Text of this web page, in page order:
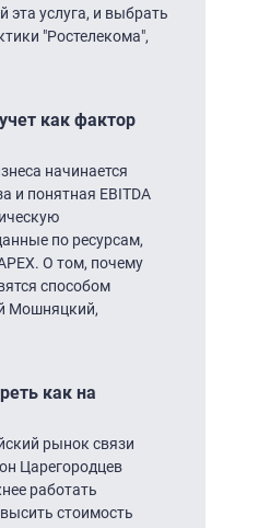
эта услуга, и выбрать
"Ростелекома",
как фактор
начинается
и понятная EBITDA
по ресурсам,
О том, почему
способом
Мошняцкий,
как на
рынок связи
Царегородцев
работать
стоимость